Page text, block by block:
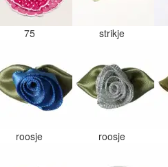
75 strikje
roosje roosje